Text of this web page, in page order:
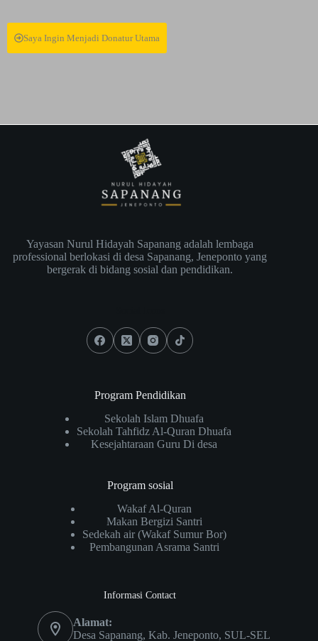
Saya Ingin Menjadi Donatur Utama
Yayasan Nurul Hidayah Sapanang adalah lembaga
professional berlokasi di desa Sapanang, Jeneponto yang
bergerak di bidang sosial dan pendidikan.
Program Pendidikan
Sekolah Islam Dhuafa
Sekolah Tahfidz Al-Quran Dhuafa
Kesejahtaraan Guru Di desa
Program sosial
Wakaf Al-Quran
Makan Bergizi Santri
Sedekah air (Wakaf Sumur Bor)
Pembangunan Asrama Santri
Informasi Contact
Alamat:
Desa Sapanang, Kab. Jeneponto, SUL-SEL